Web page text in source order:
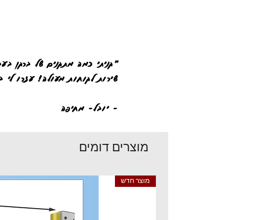
"קניתי כמה מתקנים של ברקן
שירות לקוחות מעולה! עזרו לי
- יובל- מחיפה
מוצרים דומים
מוצר חדש